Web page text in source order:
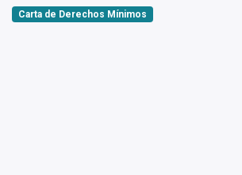
Carta de Derechos Mínimos